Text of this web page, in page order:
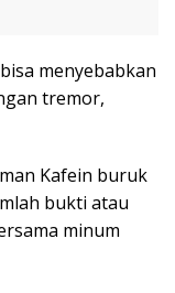
menyebabkan
tremor,
Kafein buruk
bukti atau
minum